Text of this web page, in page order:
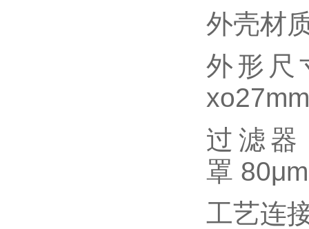
外壳材
外形尺
xo27mm
过滤
罩 80μm
工艺连